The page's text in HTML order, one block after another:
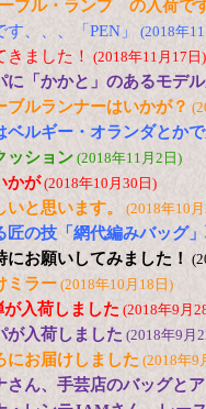
ブル・ランプ の入荷で
、、、「PEN」 (2018年
ました！ (2018年11月17日)
に「かかと」のあるモデ
ブルランナーはいかが？
ベルギー・オランダとか
ッション (2018年11月2日)
かが(2018年10月30日)
と思います。 (2018年10
匠の技「網代編みバッグ
お願いしてみました！
ミラー (2018年10月18日)
入荷しました (2018年9月
が入荷しました (2018年9月
にお届けしました (2018年9
ん、手芸店のバッグと